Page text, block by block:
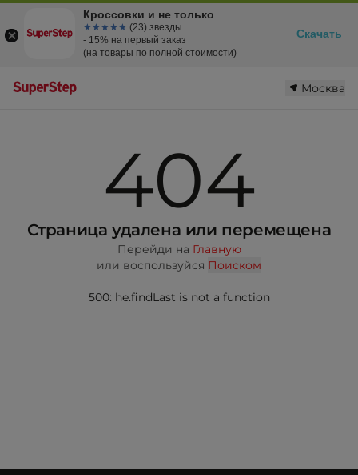
Москва
404
Страница удалена или перемещена
Перейди на Главную
или воспользуйся Поиском
500: he.findLast is not a function
Кроссовки и не только
☆☆☆☆☆
★★★★★ (23) звезды
- 15% на первый заказ
(на товары по полной стоимости)
Скачать